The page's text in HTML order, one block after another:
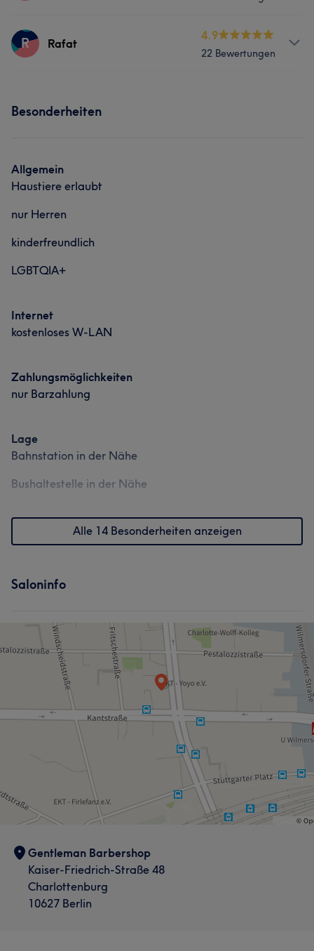
Services
R Rafat
4.9
22 Bewertungen
Besonderheiten
Allgemein
Haustiere erlaubt
nur Herren
kinderfreundlich
LGBTQIA+
Internet
kostenloses W-LAN
Zahlungsmöglichkeiten
nur Barzahlung
Lage
Bahnstation in der Nähe
Bushaltestelle in der Nähe
Alle 14 Besonderheiten anzeigen
Saloninfo
Gentleman Barbershop
Kaiser-Friedrich-Straße 48
Charlottenburg
10627 Berlin